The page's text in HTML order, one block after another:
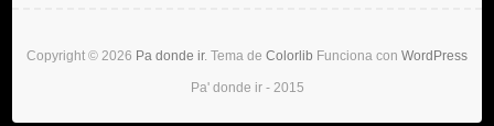
Copyright © 2026 Pa donde ir. Tema de Colorlib Funciona con WordPress
Pa' donde ir - 2015